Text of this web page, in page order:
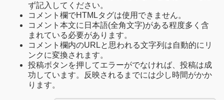
ず記入してください。
コメント欄でHTMLタグは使用できません。
コメント本文に日本語(全角文字)がある程度多く含
まれている必要があります。
コメント欄内のURLと思われる文字列は自動的にリ
ンクに変換されます。
投稿ボタンを押してエラーがでなければ、投稿は成
功しています。反映されるまでには少し時間がかか
ります。